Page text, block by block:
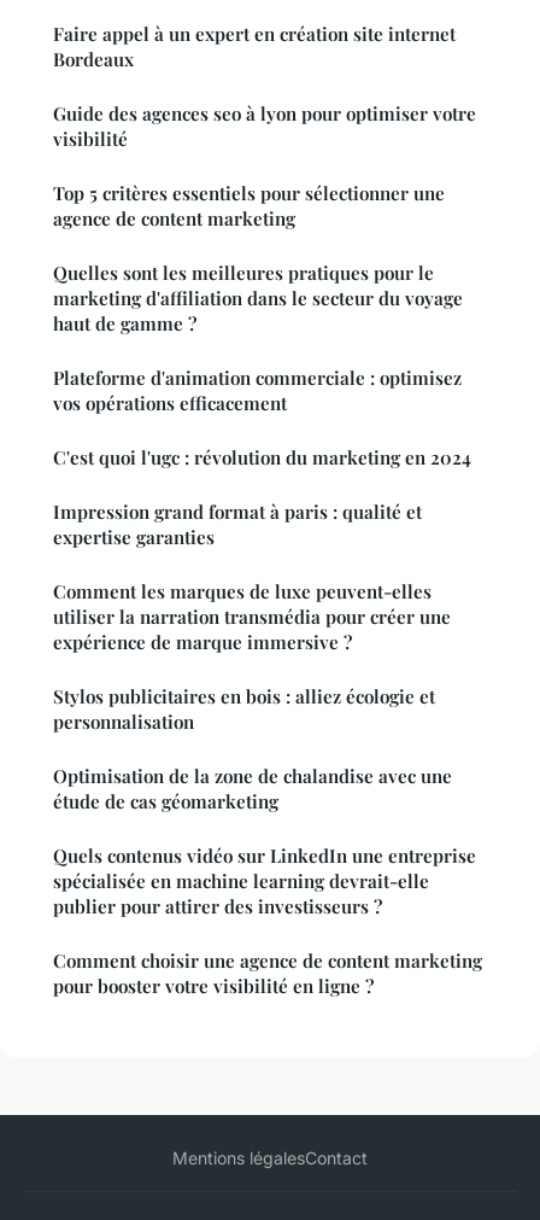
Faire appel à un expert en création site internet
Bordeaux
Guide des agences seo à lyon pour optimiser votre
visibilité
Top 5 critères essentiels pour sélectionner une
agence de content marketing
Quelles sont les meilleures pratiques pour le
marketing d'affiliation dans le secteur du voyage
haut de gamme ?
Plateforme d'animation commerciale : optimisez
vos opérations efficacement
C'est quoi l'ugc : révolution du marketing en 2024
Impression grand format à paris : qualité et
expertise garanties
Comment les marques de luxe peuvent-elles
utiliser la narration transmédia pour créer une
expérience de marque immersive ?
Stylos publicitaires en bois : alliez écologie et
personnalisation
Optimisation de la zone de chalandise avec une
étude de cas géomarketing
Quels contenus vidéo sur LinkedIn une entreprise
spécialisée en machine learning devrait-elle
publier pour attirer des investisseurs ?
Comment choisir une agence de content marketing
pour booster votre visibilité en ligne ?
Mentions légalesContact